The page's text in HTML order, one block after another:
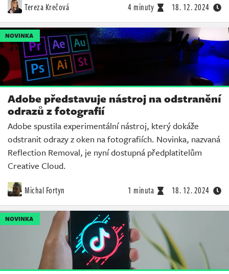
Tereza Krečová 4 minuty 18. 12. 2024
NOVINKA
Adobe představuje nástroj na odstranění
odrazů z fotografií
Adobe spustila experimentální nástroj, který dokáže
odstranit odrazy z oken na fotografiích. Novinka, nazvaná
Reflection Removal, je nyní dostupná předplatitelům
Creative Cloud.
Michal Fortyn 1 minuta 18. 12. 2024
NOVINKA